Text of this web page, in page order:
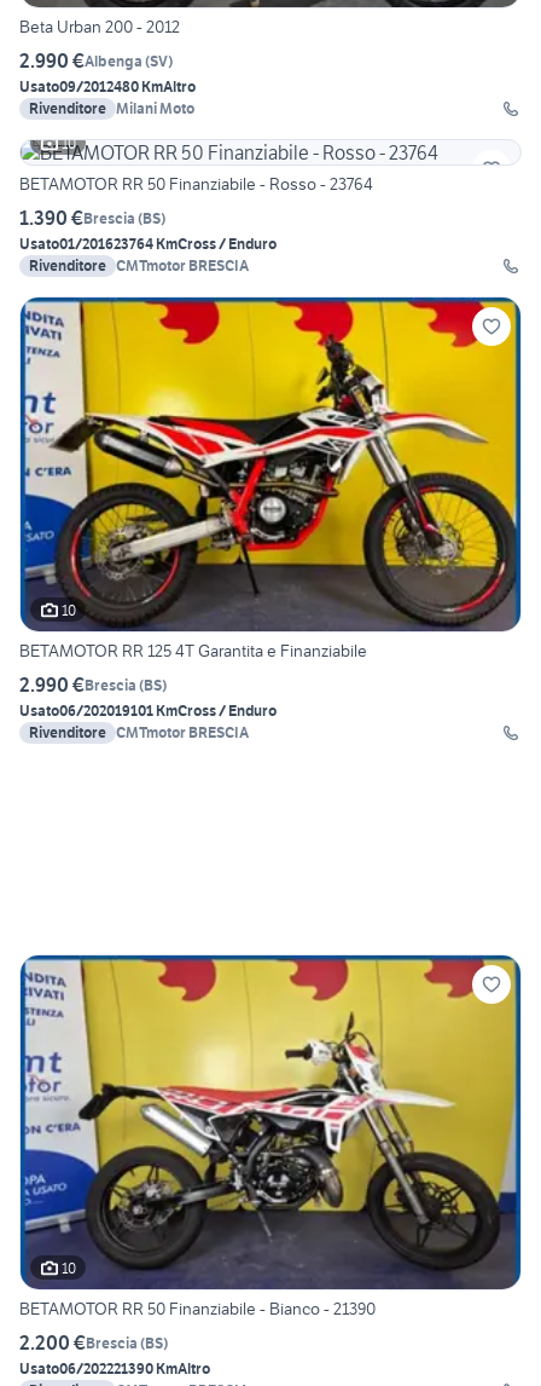
Beta Urban 200 - 2012
2.990 €Albenga (SV)
Usato09/2012480 KmAltro
Rivenditore Milani Moto
10
BETAMOTOR RR 50 Finanziabile - Rosso - 23764
1.390 €Brescia (BS)
Usato01/201623764 KmCross / Enduro
Rivenditore CMTmotor BRESCIA
10
BETAMOTOR RR 125 4T Garantita e Finanziabile
2.990 €Brescia (BS)
Usato06/202019101 KmCross / Enduro
Rivenditore CMTmotor BRESCIA
10
BETAMOTOR RR 50 Finanziabile - Bianco - 21390
2.200 €Brescia (BS)
Usato06/202221390 KmAltro